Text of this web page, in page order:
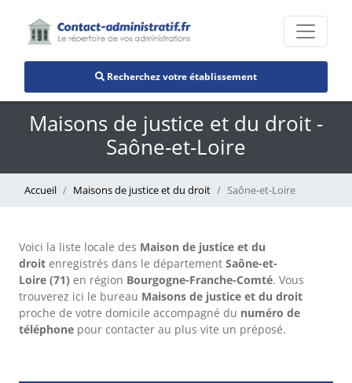
Recherchez votre établissement
Maisons de justice et du droit -
Saône-et-Loire
Accueil Maisons de justice et du droit Saône-et-Loire
Voici la liste locale des Maison de justice et du
droit enregistrés dans le département Saône-et-
Loire (71) en région Bourgogne-Franche-Comté. Vous
trouverez ici le bureau Maisons de justice et du droit
proche de votre domicile accompagné du numéro de
téléphone pour contacter au plus vite un préposé.